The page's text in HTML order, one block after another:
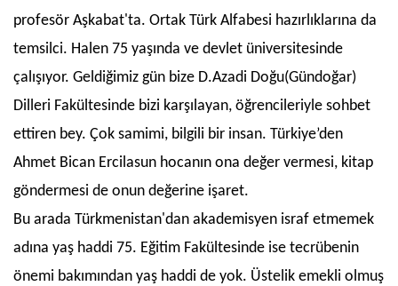
profesör Aşkabat'ta. Ortak Türk Alfabesi hazırlıklarına da
temsilci. Halen 75 yaşında ve devlet üniversitesinde
çalışıyor. Geldiğimiz gün bize D.Azadi Doğu(Gündoğar)
Dilleri Fakültesinde bizi karşılayan, öğrencileriyle sohbet
ettiren bey. Çok samimi, bilgili bir insan. Türkiye’den
Ahmet Bican Ercilasun hocanın ona değer vermesi, kitap
göndermesi de onun değerine işaret.
Bu arada Türkmenistan'dan akademisyen israf etmemek
adına yaş haddi 75. Eğitim Fakültesinde ise tecrübenin
önemi bakımından yaş haddi de yok. Üstelik emekli olmuş